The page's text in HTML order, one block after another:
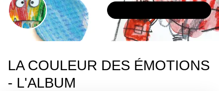
LA COULEUR DES ÉMOTIONS
- L'ALBUM